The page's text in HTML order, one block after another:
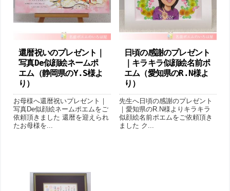
還暦祝いのプレゼント｜
写真De似顔絵ネームポ
エム（ 静岡県のY.S様よ
り ）
お母様へ還暦祝いプレゼント｜
写真De似顔絵ネームポエムをご
依頼頂きました 還暦を迎えられ
たお母様を...
日頃の感謝のプレゼント
｜キラキラ似顔絵名前ポ
エム（愛知県のR.N様よ
り ）
先生へ日頃の感謝のプレゼント
｜愛知県のR.N様よりキラキラ
似顔絵名前ポエムをご依頼頂き
ました ク...